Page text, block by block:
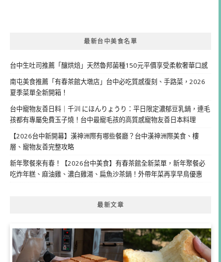
最新台中美食名單
台中生吐司推薦「釀烘焙」天然魯邦菌種150元平價享受柔軟奢華口感
南屯美食推薦「有春茶館大墩店」台中必吃質感復刻、手路菜，2026
夏季菜單全新開箱！
台中寵物友善日料｜千汌 にほんりょうり：平日限定濃郁豆乳鍋，連毛
孩都有專屬免費玉子燒！台中最寵毛孩的高質感寵物友善日本料理
【2026台中新開幕】漢神洲際有哪些餐廳？台中漢神洲際美食、樓
層、寵物友善完整攻略
新年聚餐來有春！【2026台中美食】有春茶館全新菜單，新年聚餐必
吃炸年糕、麻油雞、濃白雞湯、扁魚沙茶鍋！外帶年菜再享早鳥優惠
最新文章